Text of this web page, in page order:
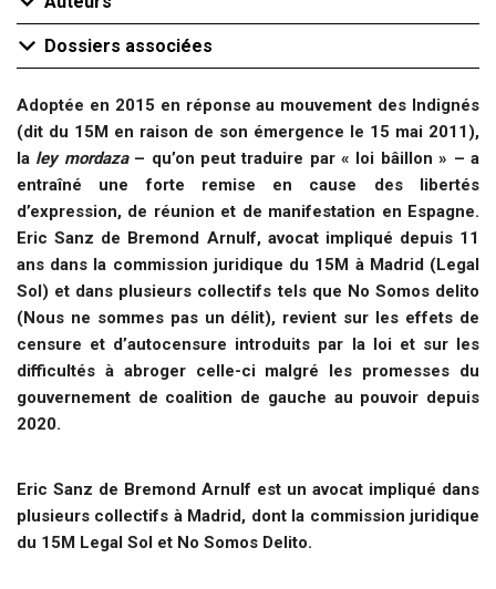
Dossiers associées
Adoptée en 2015 en réponse au mouvement des Indignés
(dit du 15M en raison de son émergence le 15 mai 2011),
la ley mordaza– qu’on peut traduire par « loi bâillon » – a
entraîné une forte remise en cause des libertés
d’expression, de réunion et de manifestation en Espagne.
Eric Sanz de Bremond Arnulf, avocat impliqué depuis 11
ans dans la commission juridique du 15M à Madrid (Legal
Sol) et dans plusieurs collectifs tels que No Somos delito
(Nous ne sommes pas un délit), revient sur les effets de
censure et d’autocensure introduits par la loi et sur les
difficultés à abroger celle-ci malgré les promesses du
gouvernement de coalition de gauche au pouvoir depuis
2020.
Eric Sanz de Bremond Arnulf est un avocat impliqué dans
plusieurs collectifs à Madrid, dont la commission juridique
du 15M Legal Sol et No Somos Delito.